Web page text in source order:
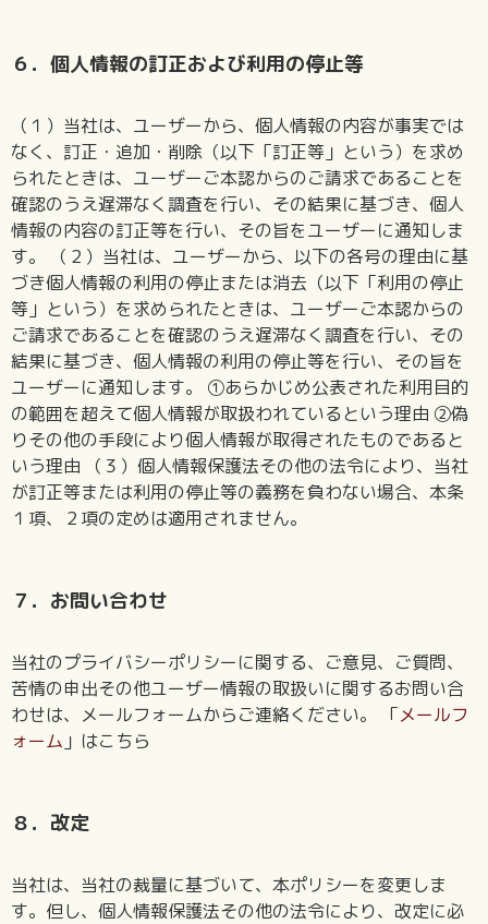
６．個人情報の訂正および利用の停止等
（１）当社は、ユーザーから、個人情報の内容が事実では
なく、訂正・追加・削除（以下「訂正等」という）を求め
られたときは、ユーザーご本認からのご請求であることを
確認のうえ遅滞なく調査を行い、その結果に基づき、個人
情報の内容の訂正等を行い、その旨をユーザーに通知しま
す。 （２）当社は、ユーザーから、以下の各号の理由に基
づき個人情報の利用の停止または消去（以下「利用の停止
等」という）を求められたときは、ユーザーご本認からの
ご請求であることを確認のうえ遅滞なく調査を行い、その
結果に基づき、個人情報の利用の停止等を行い、その旨を
ユーザーに通知します。 ①あらかじめ公表された利用目的
の範囲を超えて個人情報が取扱われているという理由 ②偽
りその他の手段により個人情報が取得されたものであると
いう理由 （３）個人情報保護法その他の法令により、当社
が訂正等または利用の停止等の義務を負わない場合、本条
１項、２項の定めは適用されません。
７．お問い合わせ
当社のプライバシーポリシーに関する、ご意見、ご質問、
苦情の申出その他ユーザー情報の取扱いに関するお問い合
わせは、メールフォームからご連絡ください。 「メールフ
ォーム 」はこちら
８．改定
当社は、当社の裁量に基づいて、本ポリシーを変更しま
す。但し、個人情報保護法その他の法令により、改定に必